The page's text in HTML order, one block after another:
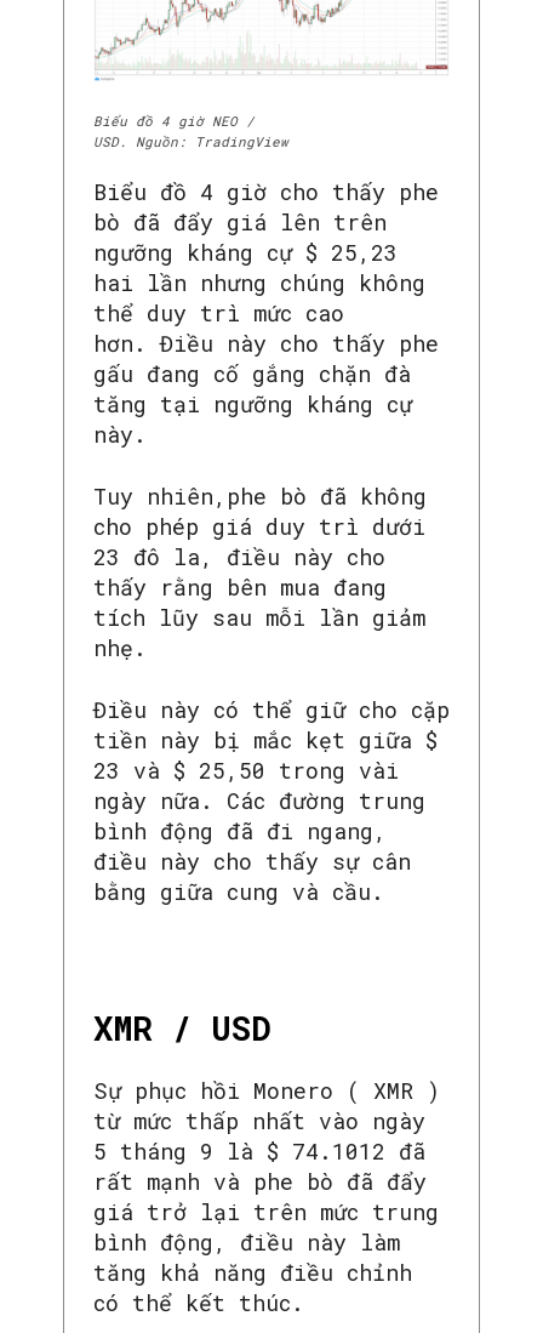
SEARCH...
Biểu đồ 4 giờ NEO /
USD. Nguồn: TradingView
Biểu đồ 4 giờ cho thấy phe
bò đã đẩy giá lên trên
ngưỡng kháng cự $ 25,23
hai lần nhưng chúng không
thể duy trì mức cao
hơn. Điều này cho thấy phe
gấu đang cố gắng chặn đà
tăng tại ngưỡng kháng cự
này.
Tuy nhiên,phe bò đã không
cho phép giá duy trì dưới
23 đô la, điều này cho
thấy rằng bên mua đang
tích lũy sau mỗi lần giảm
nhẹ.
Điều này có thể giữ cho cặp
tiền này bị mắc kẹt giữa $
23 và $ 25,50 trong vài
ngày nữa. Các đường trung
bình động đã đi ngang,
điều này cho thấy sự cân
bằng giữa cung và cầu.
XMR / USD
Sự phục hồi Monero ( XMR )
từ mức thấp nhất vào ngày
5 tháng 9 là $ 74.1012 đã
rất mạnh và phe bò đã đẩy
giá trở lại trên mức trung
bình động, điều này làm
tăng khả năng điều chỉnh
có thể kết thúc.